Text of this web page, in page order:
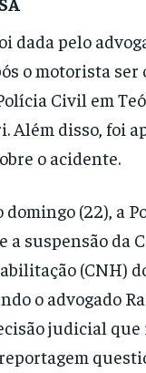
dada pelo
o motorista ser
Civil em
Além disso, foi
o acidente.
domingo (22), a
a suspensão da
(CNH)
o advogado
judicial que